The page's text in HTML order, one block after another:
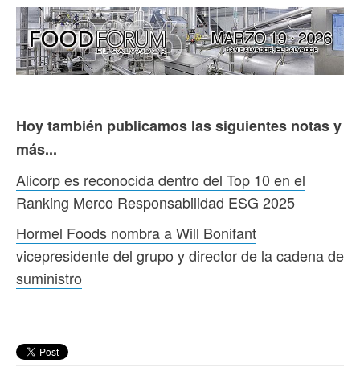
Hoy también publicamos las siguientes notas y
más...
Alicorp es reconocida dentro del Top 10 en el
Ranking Merco Responsabilidad ESG 2025
Hormel Foods nombra a Will Bonifant
vicepresidente del grupo y director de la cadena de
suministro